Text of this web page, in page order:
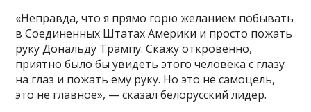
«Неправда, что я прямо горю желанием побывать
в Соединенных Штатах Америки и просто пожать
руку Дональду Трампу. Скажу откровенно,
приятно было бы увидеть этого человека с глазу
на глаз и пожать ему руку. Но это не самоцель,
это не главное», — сказал белорусский лидер.